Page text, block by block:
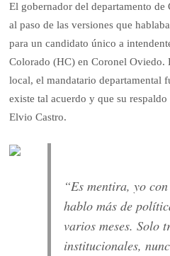
El gobernador del departamento de
al paso de las versiones que
para un candidato único a
Colorado (HC) en Coronel Oviedo.
local, el mandatario departamental
existe tal acuerdo y que su
Elvio Castro.
“Es mentira, yo
hablo más de
varios meses. Solo
institucionales,